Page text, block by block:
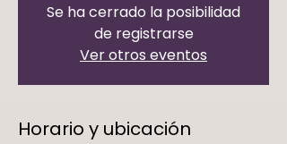
Se ha cerrado la posibilidad
de registrarse
Ver otros eventos
Horario y ubicación